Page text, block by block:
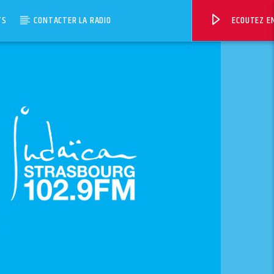
CONTACTER LA RADIO ECOUTEZ